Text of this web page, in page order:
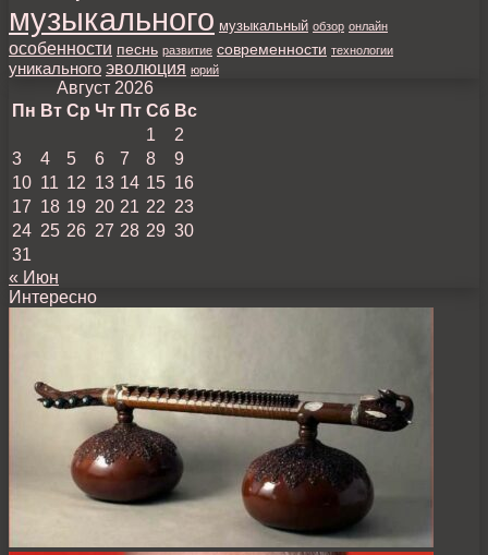
музыкального музыкальный обзор онлайн
особенности песнь развитие современности технологии
уникального эволюция юрий
Август 2026
Пн Вт Ср Чт Пт Сб Вс
1
2
3
4 5 6 7 8
9
10 11 12 13 14 15 16
17 18 19 20 21 22 23
24 25 26 27 28 29 30
31
« Июн
Интересно